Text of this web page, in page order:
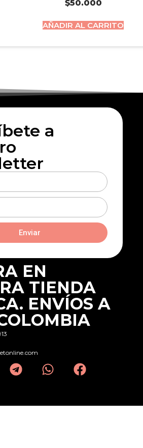
$50.000
AÑADIR AL CARRITO
a
Enviar
EN
TIENDA
ENVÍOS A